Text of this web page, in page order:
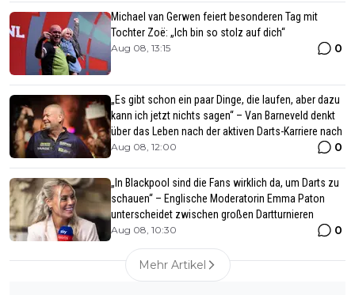
Michael van Gerwen feiert besonderen Tag mit
Tochter Zoë: „Ich bin so stolz auf dich“
Aug 08, 13:15 0
„Es gibt schon ein paar Dinge, die laufen, aber dazu
kann ich jetzt nichts sagen“ – Van Barneveld denkt
über das Leben nach der aktiven Darts-Karriere nach
Aug 08, 12:00 0
„In Blackpool sind die Fans wirklich da, um Darts zu
schauen“ – Englische Moderatorin Emma Paton
unterscheidet zwischen großen Dartturnieren
Aug 08, 10:30 0
Mehr Artikel